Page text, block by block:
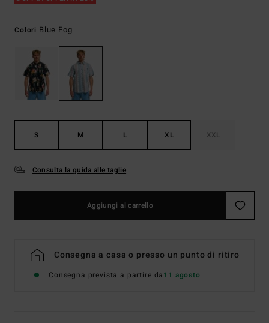
Colori Blue Fog
S M L XL XXL
Consulta la guida alle taglie
Aggiungi al carrello
Consegna a casa o presso un punto di ritiro
Consegna prevista a partire da11 agosto